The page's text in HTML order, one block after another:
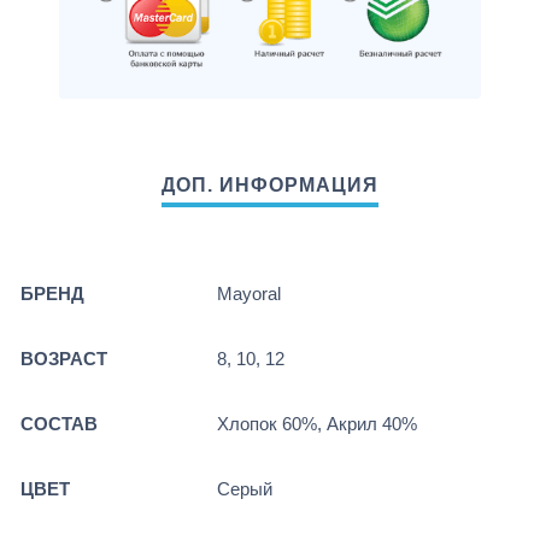
БРЕНД Mayoral
ВОЗРАСТ 8, 10, 12
СОСТАВ Хлопок 60%, Акрил 40%
ЦВЕТ Серый